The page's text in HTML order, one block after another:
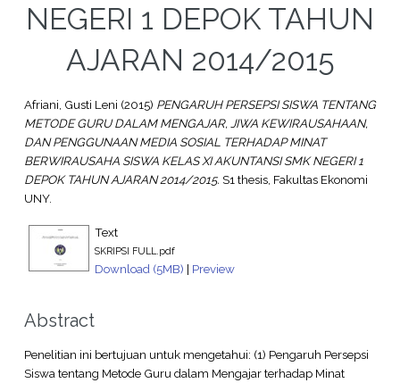
NEGERI 1 DEPOK TAHUN
AJARAN 2014/2015
Afriani, Gusti Leni (2015) PENGARUH PERSEPSI SISWA TENTANG
METODE GURU DALAM MENGAJAR, JIWA KEWIRAUSAHAAN,
DAN PENGGUNAAN MEDIA SOSIAL TERHADAP MINAT
BERWIRAUSAHA SISWA KELAS XI AKUNTANSI SMK NEGERI 1
DEPOK TAHUN AJARAN 2014/2015. S1 thesis, Fakultas Ekonomi
UNY.
Text
SKRIPSI FULL.pdf
Download (5MB) | Preview
Abstract
Penelitian ini bertujuan untuk mengetahui: (1) Pengaruh Persepsi
Siswa tentang Metode Guru dalam Mengajar terhadap Minat